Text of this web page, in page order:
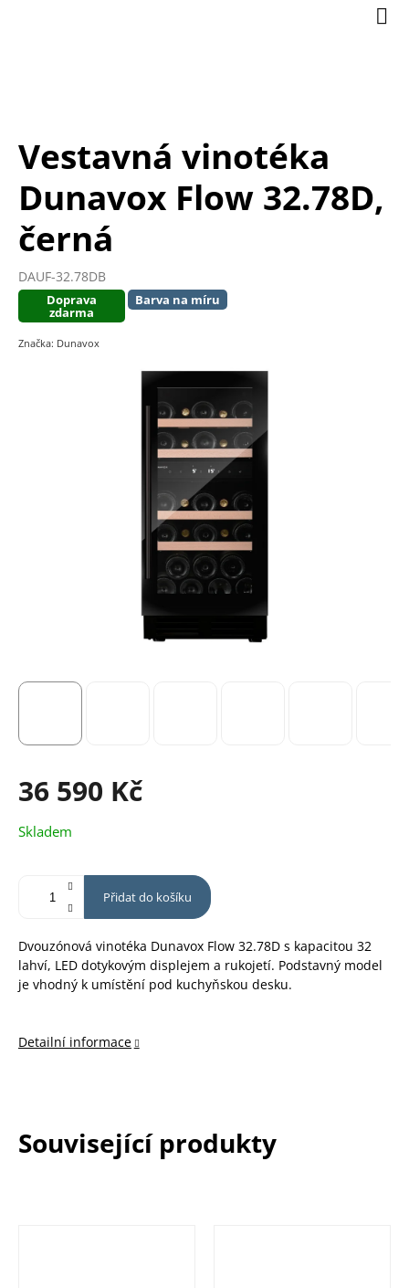
Vestavná vinotéka
Dunavox Flow 32.78D,
černá
DAUF-32.78DB
Doprava
zdarma
Barva na míru
Značka: Dunavox
36 590 Kč
Měrná
cena:
Skladem
Přidat do košíku
Dvouzónová vinotéka Dunavox Flow 32.78D s kapacitou 32
lahví, LED dotykovým displejem a rukojetí. Podstavný model
je vhodný k umístění pod kuchyňskou desku.
Detailní informace
Související produkty